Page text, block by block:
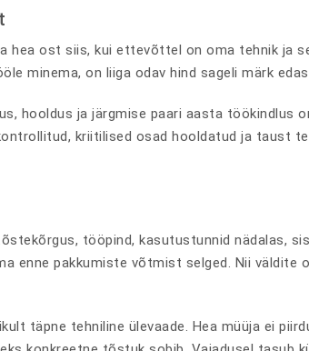
ost siis, kui ettevõttel on oma tehnik ja
minema, on liiga odav hind sageli märk
hooldus ja järgmise paari aasta töökindlus
kriitilised osad hooldatud ja taust
tööpind, kasutustunnid nädalas,
enne pakkumiste võtmist selged. Nii väldite
täpne tehniline ülevaade. Hea müüja ei